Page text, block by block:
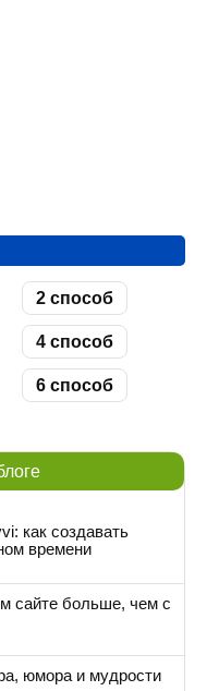
2 способ
4 способ
6 способ
как создавать
времени
сайте больше, чем с
юмора и мудрости